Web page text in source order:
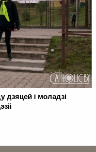
дзяцей і моладзі